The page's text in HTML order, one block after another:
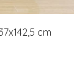
cm